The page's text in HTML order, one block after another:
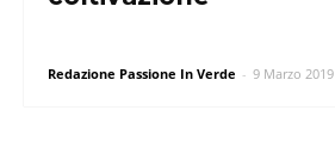
Redazione Passione In Verde - 9 Marzo 2019